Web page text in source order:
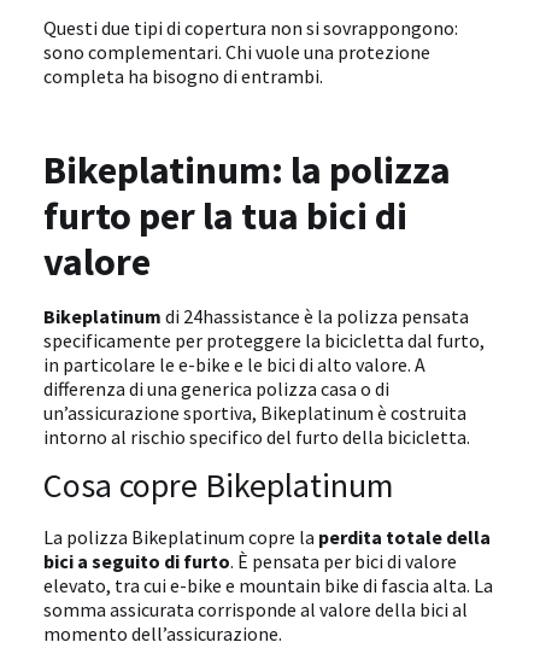
Questi due tipi di copertura non si sovrappongono:
sono complementari. Chi vuole una protezione
completa ha bisogno di entrambi.
Bikeplatinum: la polizza
furto per la tua bici di
valore
Bikeplatinum di 24hassistance è la polizza pensata
specificamente per proteggere la bicicletta dal furto,
in particolare le e-bike e le bici di alto valore. A
differenza di una generica polizza casa o di
un’assicurazione sportiva, Bikeplatinum è costruita
intorno al rischio specifico del furto della bicicletta.
Cosa copre Bikeplatinum
La polizza Bikeplatinum copre la perdita totale della
bici a seguito di furto. È pensata per bici di valore
elevato, tra cui e-bike e mountain bike di fascia alta. La
somma assicurata corrisponde al valore della bici al
momento dell’assicurazione.